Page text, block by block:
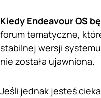
Kiedy Endeavour OS
forum tematyczne,
stabilnej wersji
nie została ujawniona.
Jeśli jednak jesteś